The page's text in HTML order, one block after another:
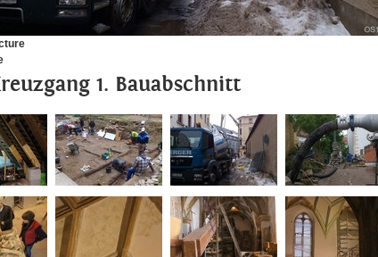
1. Bauabschnitt